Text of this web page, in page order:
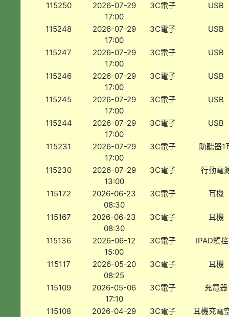
115250
2026-07-29
17:00
3C電子 USB
115248
2026-07-29
17:00
3C電子 USB
115247
2026-07-29
17:00
3C電子 USB
115246
2026-07-29
17:00
3C電子 USB
115245
2026-07-29
17:00
3C電子 USB
115244
2026-07-29
17:00
3C電子 USB
115231
2026-07-29
17:00
3C電子 助聽器1
115230
2026-07-29
13:00
3C電子 行動電
115172
2026-06-23
08:30
3C電子 耳機
115167
2026-06-23
08:30
3C電子 耳機
115136
2026-06-12
15:00
3C電子 IPAD觸
115117
2026-05-20
08:25
3C電子 耳機
115109
2026-05-06
17:10
3C電子 充電器
115108
2026-04-29
3C電子 耳機充電